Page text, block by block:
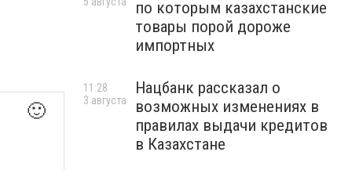
🙂
по которым казахстанские
товары порой дороже
импортных
Нацбанк рассказал о
возможных изменениях в
правилах выдачи кредитов
в Казахстане
11:28
3 августа